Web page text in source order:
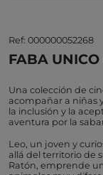
Ref: 000000052268
FABA
Una colección de
acompañar a niñas
la inclusión y la
aventura por la
Leo, un joven y
allá del territorio de
Ratón, emprende